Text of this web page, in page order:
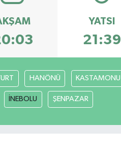
YATSI
21:39
HANÖNÜ KASTAMONU
İNEBOLU ŞENPAZAR